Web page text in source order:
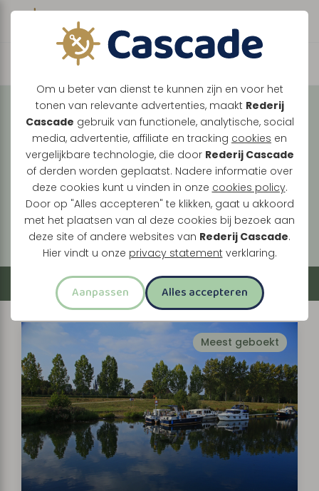
Om u beter van dienst te kunnen zijn en voor het
tonen van relevante advertenties, maakt Rederij
Cascade gebruik van functionele, analytische, social
media, advertentie, affiliate en tracking cookies en
vergelijkbare technologie, die door Rederij Cascade
of derden worden geplaatst. Nadere informatie over
deze cookies kunt u vinden in onze cookies policy.
Door op "Alles accepteren" te klikken, gaat u akkoord
met het plaatsen van al deze cookies bij bezoek aan
deze site of andere websites van Rederij Cascade.
Hier vindt u onze privacy statement verklaring.
Aanpassen Alles accepteren
Boek direct je vaart
Vaar met ons mee over
de Maasplassen
Tussen Maasbracht, Thorn en Roermond ontdek
je een landschap vol historie, natuur en levendige
oevers. Elke vaart brengt je langs verrassende
plekken, van stille plassen tot bruisende
stadskernen.
Filter
Meest geboekt